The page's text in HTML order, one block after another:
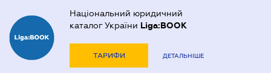
Національний юридичний
каталог України Liga:BOOK
ТАРИФИ ДЕТАЛЬНІШЕ